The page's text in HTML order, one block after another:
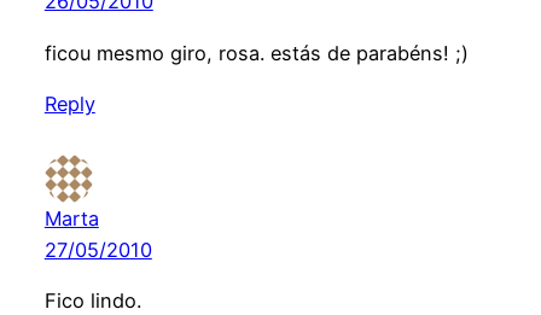
ficou mesmo giro, rosa. estás de parabéns! ;)
Reply
Marta
27/05/2010
Fico lindo.